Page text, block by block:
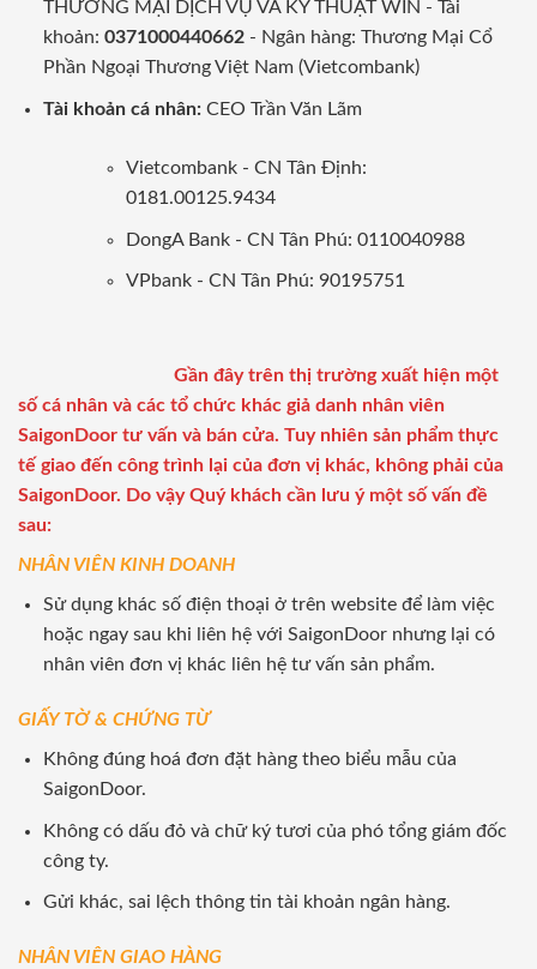
THƯƠNG MẠI DỊCH VỤ VÀ KỸ THUẬT WIN - Tài
khoản: 0371000440662- Ngân hàng: Thương Mại Cổ
Phần Ngoại Thương Việt Nam (Vietcombank)
Tài khoản cá nhân: CEO Trần Văn Lãm
Vietcombank - CN Tân Định:
0181.00125.9434
DongA Bank - CN Tân Phú: 0110040988
VPbank - CN Tân Phú: 90195751
Gần đây trên thị trường xuất hiện một
số cá nhân và các tổ chức khác giả danh nhân viên
SaigonDoor tư vấn và bán cửa. Tuy nhiên sản phẩm thực
tế giao đến công trình lại của đơn vị khác, không phải của
SaigonDoor. Do vậy Quý khách cần lưu ý một số vấn đề
sau:
NHÂN VIÊN KINH DOANH
Sử dụng khác số điện thoại ở trên website để làm việc
hoặc ngay sau khi liên hệ với SaigonDoor nhưng lại có
nhân viên đơn vị khác liên hệ tư vấn sản phẩm.
GIẤY TỜ & CHỨNG TỪ
Không đúng hoá đơn đặt hàng theo biểu mẫu của
SaigonDoor.
Không có dấu đỏ và chữ ký tươi của phó tổng giám đốc
công ty.
Gửi khác, sai lệch thông tin tài khoản ngân hàng.
NHÂN VIÊN GIAO HÀNG